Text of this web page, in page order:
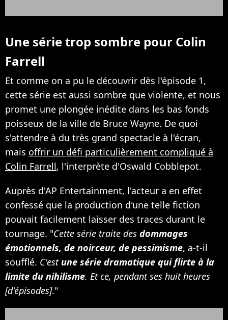
Une série trop sombre pour Colin
Farrell
Et comme on a pu le découvrir dès l'épisode 1,
cette série est aussi sombre que violente, et nous
promet une plongée inédite dans les bas fonds
poisseux de la ville de Bruce Wayne. De quoi
s'attendre à du très grand spectacle à l'écran,
mais offrir un défi particulièrement compliqué à
Colin Farrell, l'interprète d'Oswald Cobblepot.
Auprès d'AP Entertainment, l'acteur a en effet
confessé que la production d'une telle fiction
pouvait facilement laisser des traces durant le
tournage. "Cette série traite des dommages
émotionnels, de noirceur, de pessimisme, a-t-il
soufflé. C'est une série dramatique qui flirte à la
limite du nihilisme. Et ce, pendant ses huit heures
[d'épisodes]."